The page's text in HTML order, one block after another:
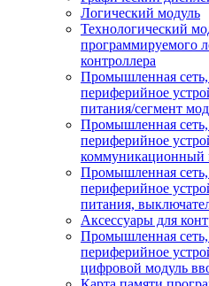
Логический модуль
Технологический
программируемого
контроллера
Промышленная сеть,
периферийное
питания/сегмент
Промышленная сеть,
периферийное
коммуникационный
Промышленная сеть,
периферийное
питания,
Аксессуары для
Промышленная сеть,
периферийное
цифровой модуль